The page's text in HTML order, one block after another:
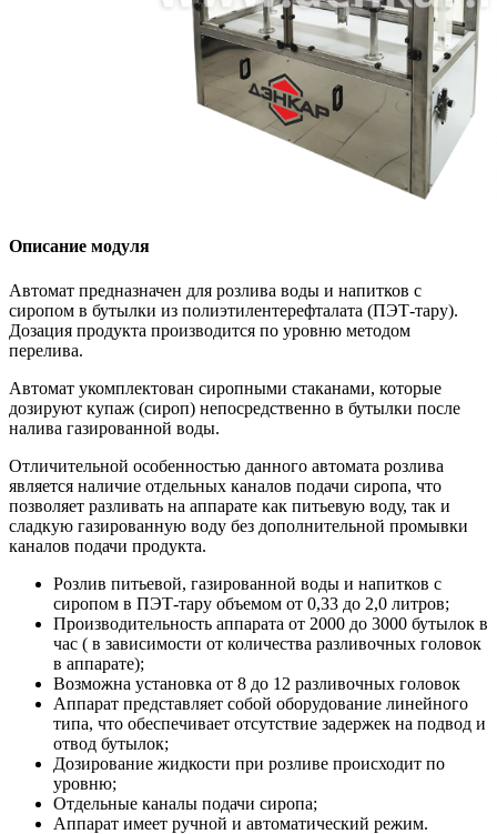
Описание модуля
Автомат предназначен для розлива воды и напитков с
сиропом в бутылки из полиэтилентерефталата (ПЭТ-тару).
Дозация продукта производится по уровню методом
перелива.
Автомат укомплектован сиропными стаканами, которые
дозируют купаж (сироп) непосредственно в бутылки после
налива газированной воды.
Отличительной особенностью данного автомата розлива
является наличие отдельных каналов подачи сиропа, что
позволяет разливать на аппарате как питьевую воду, так и
сладкую газированную воду без дополнительной промывки
каналов подачи продукта.
Розлив питьевой, газированной воды и напитков с
сиропом в ПЭТ-тару объемом от 0,33 до 2,0 литров;
Производительность аппарата от 2000 до 3000 бутылок в
час ( в зависимости от количества разливочных головок
в аппарате);
Возможна установка от 8 до 12 разливочных головок
Аппарат представляет собой оборудование линейного
типа, что обеспечивает отсутствие задержек на подвод и
отвод бутылок;
Дозирование жидкости при розливе происходит по
уровню;
Отдельные каналы подачи сиропа;
Аппарат имеет ручной и автоматический режим.